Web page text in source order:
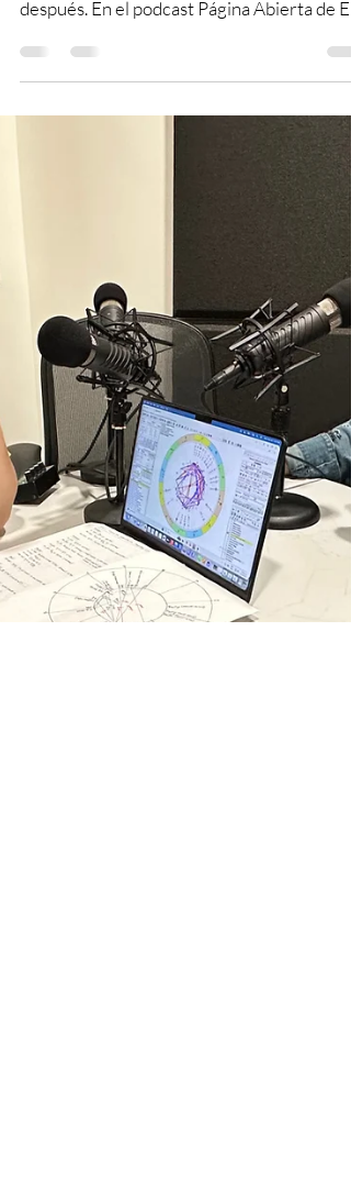
que rompe estructuras y
nos obliga a empezar de
verdad
El 2026 no es un año cualquiera. Astrológica
y numerológicamente, marca un antes y un
después. En el podcast Página Abierta de El
Nuevo Día, junto a la periodista Itzel Rivera,
astrológicos más importantes que darán
forma al nuevo escenario global y personal
que comienza este año con sus Predicciones
2026.